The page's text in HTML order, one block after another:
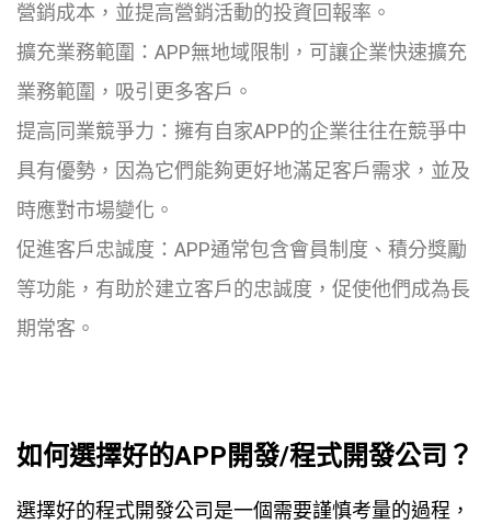
營銷成本，並提高營銷活動的投資回報率。
擴充業務範圍：APP無地域限制，可讓企業快速擴充
業務範圍，吸引更多客戶。
提高同業競爭力：擁有自家APP的企業往往在競爭中
具有優勢，因為它們能夠更好地滿足客戶需求，並及
時應對市場變化。
促進客戶忠誠度：APP通常包含會員制度、積分獎勵
等功能，有助於建立客戶的忠誠度，促使他們成為長
期常客。
如何選擇好的APP開發/程式開發公司？
選擇好的程式開發公司是一個需要謹慎考量的過程，